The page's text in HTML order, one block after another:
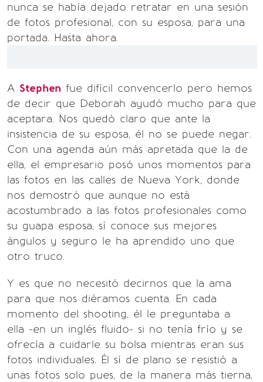
nunca se había dejado retratar en una sesión
de fotos profesional, con su esposa, para una
portada. Hasta ahora.
A Stephen fue difícil convencerlo pero hemos
de decir que Deborah ayudó mucho para que
aceptara. Nos quedó claro que ante la
insistencia de su esposa, él no se puede negar.
Con una agenda aún más apretada que la de
ella, el empresario posó unos momentos para
las fotos en las calles de Nueva York, donde
nos demostró que aunque no está
acostumbrado a las fotos profesionales como
su guapa esposa, sí conoce sus mejores
ángulos y seguro le ha aprendido uno que
otro truco.
Y es que no necesitó decirnos que la ama
para que nos diéramos cuenta. En cada
momento del shooting, él le preguntaba a
ella -en un inglés fluido- si no tenía frío y se
ofrecía a cuidarle su bolsa mientras eran sus
fotos individuales. Él sí de plano se resistió a
unas fotos solo pues, de la manera más tierna,